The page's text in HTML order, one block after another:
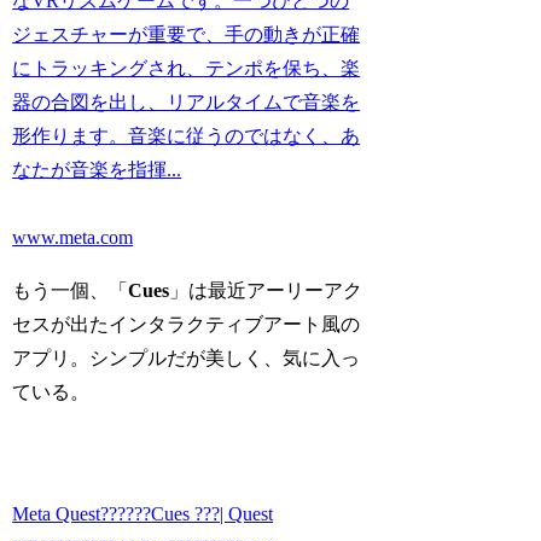
ジェスチャーが重要で、手の動きが正確
にトラッキングされ、テンポを保ち、楽
器の合図を出し、リアルタイムで音楽を
形作ります。音楽に従うのではなく、あ
なたが音楽を指揮...
www.meta.com
もう一個、「Cues 」は最近アーリーアク
セスが出たインタラクティブアート風の
アプリ。シンプルだが美しく、気に入っ
ている。
Meta Quest??????Cues ???| Quest